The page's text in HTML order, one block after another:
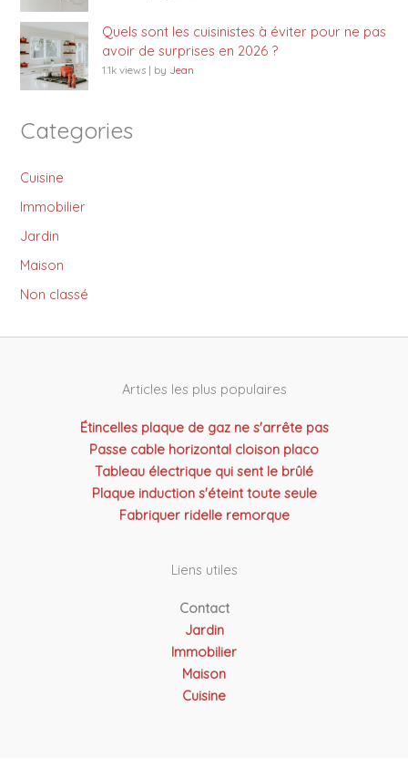
Quels sont les cuisinistes à éviter pour ne pas
avoir de surprises en 2026 ?
1.1k views | by Jean
Categories
Cuisine
Immobilier
Jardin
Maison
Non classé
Articles les plus populaires
Étincelles plaque de gaz ne s'arrête pas
Passe cable horizontal cloison placo
Tableau électrique qui sent le brûlé
Plaque induction s'éteint toute seule
Fabriquer ridelle remorque
Liens utiles
Contact
Jardin
Immobilier
Maison
Cuisine